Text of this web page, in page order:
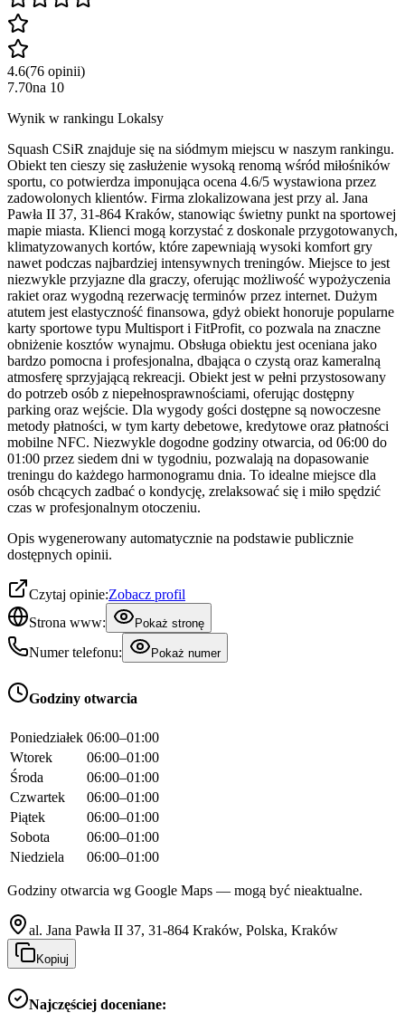
4.6(76 opinii)
7.70na 10
Wynik w rankingu Lokalsy
Squash CSiR znajduje się na siódmym miejscu w naszym rankingu.
Obiekt ten cieszy się zasłużenie wysoką renomą wśród miłośników
sportu, co potwierdza imponująca ocena 4.6/5 wystawiona przez
zadowolonych klientów. Firma zlokalizowana jest przy al. Jana
Pawła II 37, 31-864 Kraków, stanowiąc świetny punkt na sportowej
mapie miasta. Klienci mogą korzystać z doskonale przygotowanych,
klimatyzowanych kortów, które zapewniają wysoki komfort gry
nawet podczas najbardziej intensywnych treningów. Miejsce to jest
niezwykle przyjazne dla graczy, oferując możliwość wypożyczenia
rakiet oraz wygodną rezerwację terminów przez internet. Dużym
atutem jest elastyczność finansowa, gdyż obiekt honoruje popularne
karty sportowe typu Multisport i FitProfit, co pozwala na znaczne
obniżenie kosztów wynajmu. Obsługa obiektu jest oceniana jako
bardzo pomocna i profesjonalna, dbająca o czystą oraz kameralną
atmosferę sprzyjającą rekreacji. Obiekt jest w pełni przystosowany
do potrzeb osób z niepełnosprawnościami, oferując dostępny
parking oraz wejście. Dla wygody gości dostępne są nowoczesne
metody płatności, w tym karty debetowe, kredytowe oraz płatności
mobilne NFC. Niezwykle dogodne godziny otwarcia, od 06:00 do
01:00 przez siedem dni w tygodniu, pozwalają na dopasowanie
treningu do każdego harmonogramu dnia. To idealne miejsce dla
osób chcących zadbać o kondycję, zrelaksować się i miło spędzić
czas w profesjonalnym otoczeniu.
Opis wygenerowany automatycznie na podstawie publicznie
dostępnych opinii.
Czytaj opinie:Zobacz profil
Strona www:
Pokaż stronę
Numer telefonu: Pokaż numer
Godziny otwarcia
Poniedziałek 06:00–01:00
Wtorek
06:00–01:00
Środa
06:00–01:00
Czwartek
06:00–01:00
Piątek
06:00–01:00
Sobota
06:00–01:00
Niedziela
06:00–01:00
Godziny otwarcia wg Google Maps — mogą być nieaktualne.
al. Jana Pawła II 37, 31-864 Kraków, Polska, Kraków
Kopiuj
Najczęściej doceniane: